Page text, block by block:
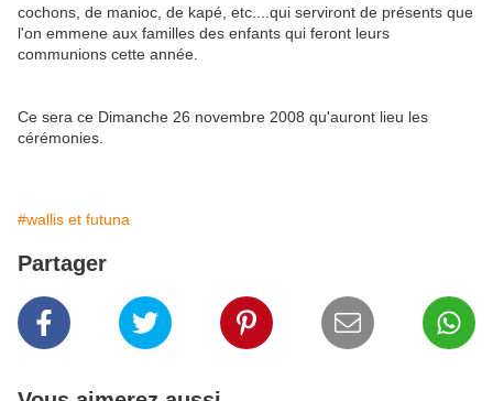
cochons, de manioc, de kapé, etc....qui serviront de présents que
l'on emmene aux familles des enfants qui feront leurs
communions cette année.
Ce sera ce Dimanche 26 novembre 2008 qu'auront lieu les
cérémonies.
#wallis et futuna
Partager